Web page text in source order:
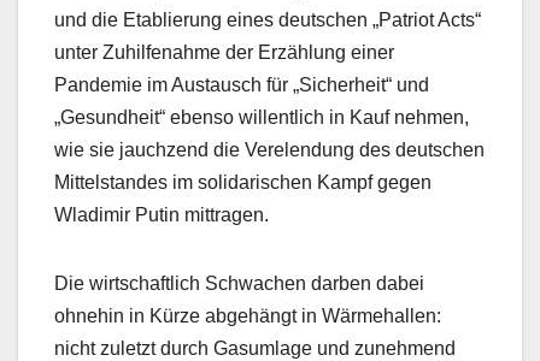
und die Etablierung eines deutschen „Patriot Acts“
unter Zuhilfenahme der Erzählung einer
Pandemie im Austausch für „Sicherheit“ und
„Gesundheit“ ebenso willentlich in Kauf nehmen,
wie sie jauchzend die Verelendung des deutschen
Mittelstandes im solidarischen Kampf gegen
Wladimir Putin mittragen.
Die wirtschaftlich Schwachen darben dabei
ohnehin in Kürze abgehängt in Wärmehallen:
nicht zuletzt durch Gasumlage und zunehmend